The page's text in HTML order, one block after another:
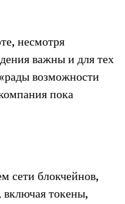
несмотря
важны и для тех
возможности
пока
сети блокчейнов,
включая токены,